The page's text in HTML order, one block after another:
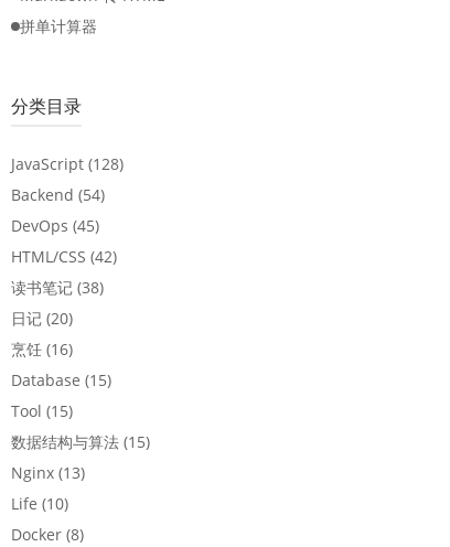
拼单计算器
分类目录
JavaScript(128)
Backend (54)
DevOps (45)
HTML/CSS (42)
读书笔记(38)
日记(20)
烹饪(16)
Database (15)
Tool (15)
数据结构与算法(15)
Nginx(13)
Life (10)
Docker(8)